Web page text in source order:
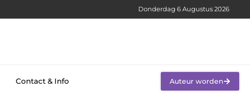
Donderdag 6 Augustus 2026
Contact & Info Auteur worden